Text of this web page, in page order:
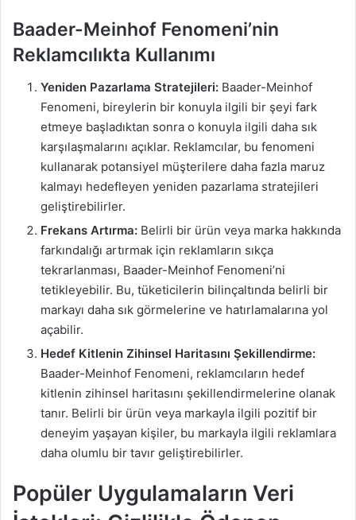
Baader-Meinhof Fenomeni’nin
Reklamcılıkta Kullanımı
Yeniden Pazarlama Stratejileri: Baader-Meinhof
Fenomeni, bireylerin bir konuyla ilgili bir şeyi fark
etmeye başladıktan sonra o konuyla ilgili daha sık
karşılaşmalarını açıklar. Reklamcılar, bu fenomeni
kullanarak potansiyel müşterilere daha fazla maruz
kalmayı hedefleyen yeniden pazarlama stratejileri
geliştirebilirler.
Frekans Artırma: Belirli bir ürün veya marka hakkında
farkındalığı artırmak için reklamların sıkça
tekrarlanması, Baader-Meinhof Fenomeni’ni
tetikleyebilir. Bu, tüketicilerin bilinçaltında belirli bir
markayı daha sık görmelerine ve hatırlamalarına yol
açabilir.
Hedef Kitlenin Zihinsel Haritasını Şekillendirme:
Baader-Meinhof Fenomeni, reklamcıların hedef
kitlenin zihinsel haritasını şekillendirmelerine olanak
tanır. Belirli bir ürün veya markayla ilgili pozitif bir
deneyim yaşayan kişiler, bu markayla ilgili reklamlara
daha olumlu bir tavır geliştirebilirler.
Popüler Uygulamaların Veri